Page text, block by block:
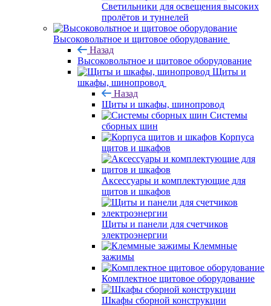
Светильники для освещения высоких
пролётов и туннелей
Высоковольтное и щитовое оборудование
Назад
Высоковольтное и щитовое оборудование
Щиты и
шкафы, шинопровод
Назад
Щиты и шкафы, шинопровод
Системы
сборных шин
Корпуса
щитов и шкафов
Аксессуары и комплектующие для
щитов и шкафов
Щиты и панели для счетчиков
электроэнергии
Клеммные
зажимы
Комплектное щитовое оборудование
Шкафы сборной конструкции